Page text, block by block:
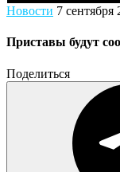
Новости 7 сентября
Приставы будут
Поделиться